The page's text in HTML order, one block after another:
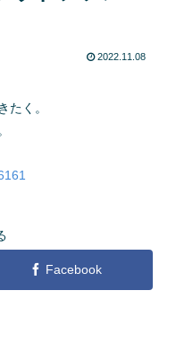
2022.11.08
たく。
Facebook